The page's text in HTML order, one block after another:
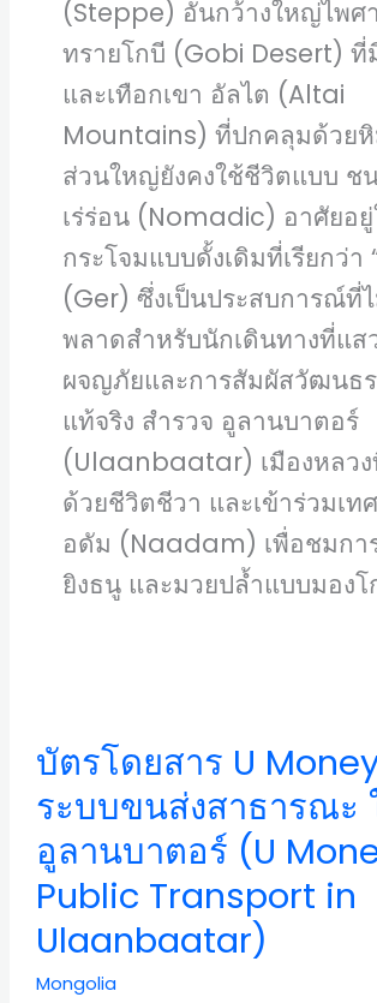
(Steppe) อันกว้างใหญ่ไพศ
ทรายโกบี (Gobi Desert) ที่
และเทือกเขา อัลไต (Altai
Mountains) ที่ปกคลุมด้วย
ส่วนใหญ่ยังคงใช้ชีวิตแบบ ชน
เร่ร่อน (Nomadic) อาศัยอ
กระโจมแบบดั้งเดิมที่เรียกว่า
(Ger) ซึ่งเป็นประสบการณ์ที่
พลาดสำหรับนักเดินทางที่แส
ผจญภัยและการสัมผัสวัฒนธ
แท้จริง สำรวจ อูลานบาตอร์
(Ulaanbaatar) เมืองหลวง
ด้วยชีวิตชีวา และเข้าร่วมเท
อดัม (Naadam) เพื่อชมกา
ยิงธนู และมวยปล้ำแบบมองโ
บัตรโดยสาร U
ระบบขนส่งสาธารณะ
อูลานบาตอร์ (U
Public Transport in
Ulaanbaatar)
Mongolia
Money
ระบบ
ขนส่ง
สาธารณะ
ใน
อูลานบาตอร์
(U
Money